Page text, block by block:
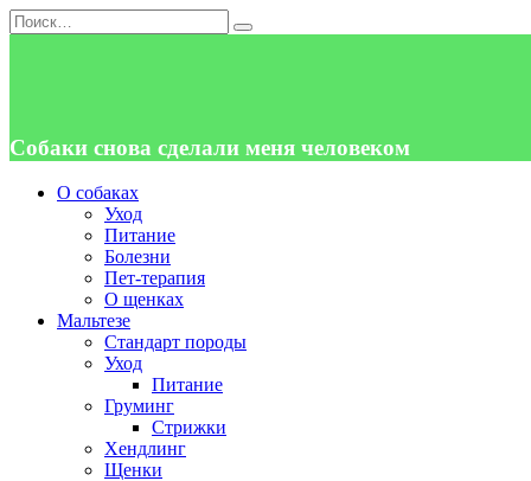
Перейти
к
Search
for:
Собаки снова сделали меня человеком
О собаках
Уход
Питание
Болезни
Пет-терапия
О щенках
Мальтезе
Стандарт породы
Уход
Питание
Груминг
Стрижки
Хендлинг
Щенки